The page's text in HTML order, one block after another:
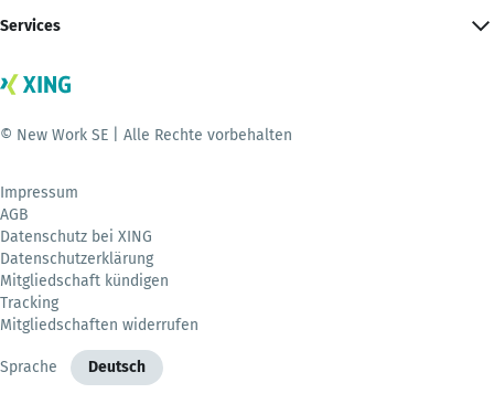
Services
© New Work SE | Alle Rechte vorbehalten
Impressum
AGB
Datenschutz bei XING
Datenschutzerklärung
Mitgliedschaft kündigen
Tracking
Mitgliedschaften widerrufen
Sprache Deutsch